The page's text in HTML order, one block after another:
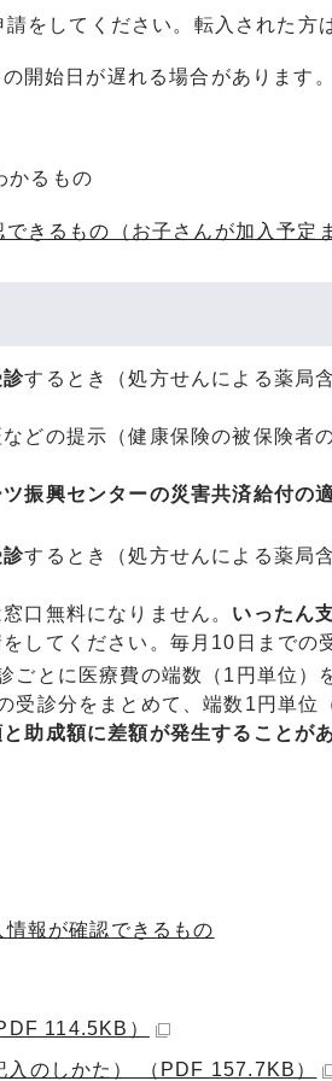
をしてください。転入された方
開始日が遅れる場合があります。
かるもの
きるもの（お子さんが加入予定
診するとき（処方せんによる薬局含
どの提示（健康保険の被保険者
振興センターの災害共済給付の
診するとき（処方せんによる薬局含
口無料になりません。 いったん
してください。毎月10日までの
ごとに医療費の端数（1円単位）
受診分をまとめて、端数1円単位
助成額に差額が発生することが
報が確認できるもの
114.5KB）
のしかた） （PDF 157.7KB）